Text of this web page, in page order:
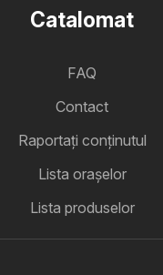
Catalomat
FAQ
Contact
Raportați conținutul
Lista oraşelor
Lista produselor